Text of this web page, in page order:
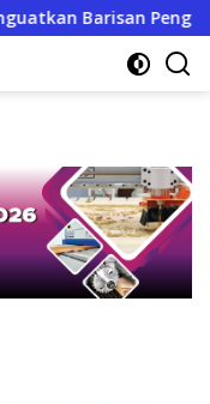
Barisan Pengabdian